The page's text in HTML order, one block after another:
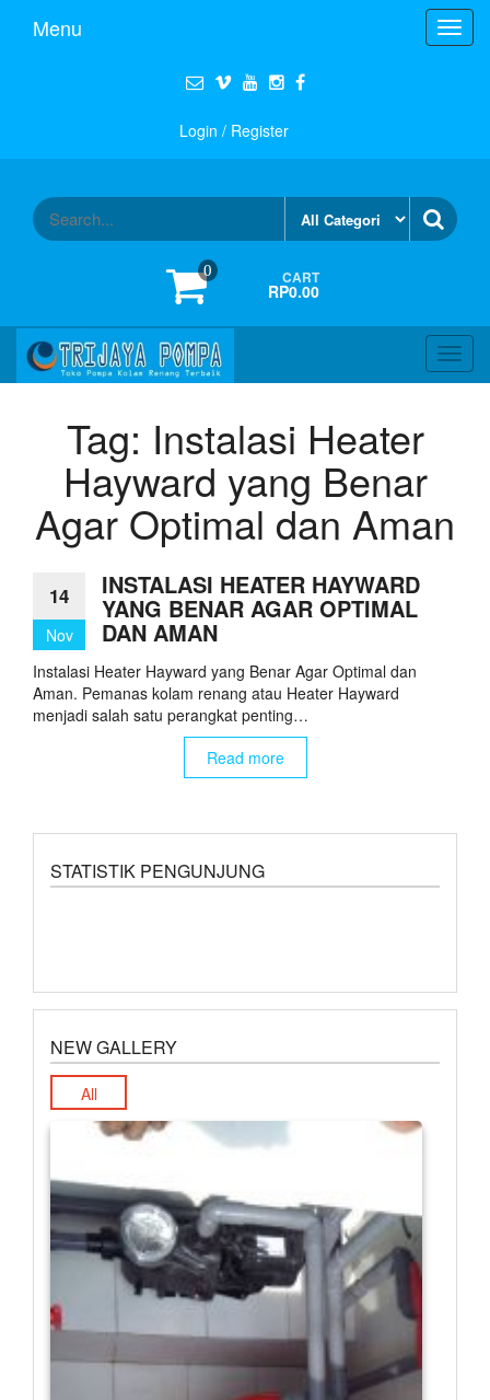
Menu
Login / Register
0 CART
RP0.00
Tag: Instalasi Heater
Hayward yang Benar
Agar Optimal dan Aman
14
Nov
INSTALASI HEATER HAYWARD
YANG BENAR AGAR OPTIMAL
DAN AMAN
Instalasi Heater Hayward yang Benar Agar Optimal dan
Aman. Pemanas kolam renang atau Heater Hayward
menjadi salah satu perangkat penting…
Read more
STATISTIK PENGUNJUNG
NEW GALLERY
All